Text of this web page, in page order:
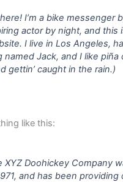
I’m a bike messenger
actor by night, and this
I live in Los Angeles,
named Jack, and I like piña
gettin’ caught in the rain.)
like this:
XYZ Doohickey Company
and has been providing